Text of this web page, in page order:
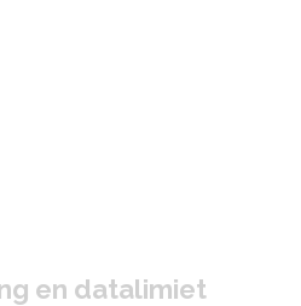
en datalimiet